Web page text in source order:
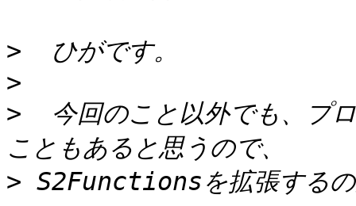
>
>
>
今回のこと以外でも、プ
>